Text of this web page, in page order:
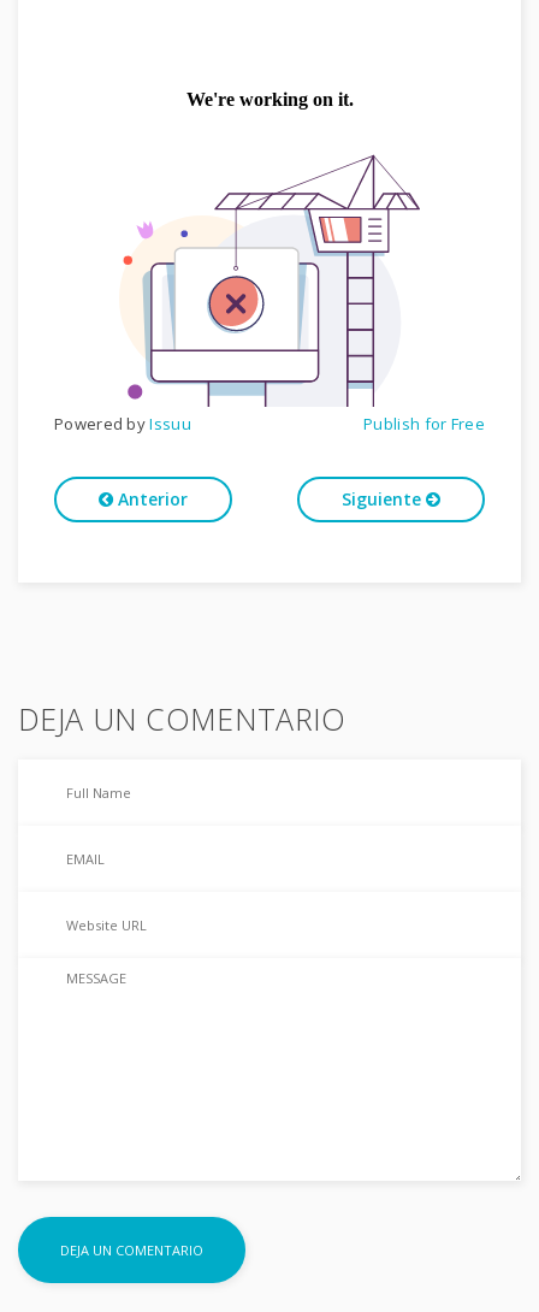
Powered byIssuu Publish for Free
Anterior Siguiente
DEJA UN COMENTARIO